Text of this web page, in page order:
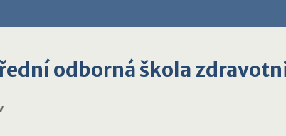
odborná škola